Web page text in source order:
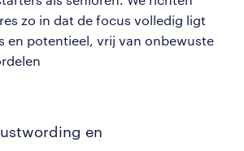
zo in dat de focus volledig ligt
en potentieel, vrij van onbewuste
en